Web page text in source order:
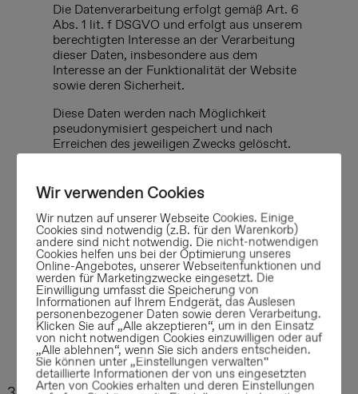
Die Datenverarbeitung erfolgt gemäß Art. 6
Abs. 1 lit. f DSGVO und erfolgt aus unserem
berechtigten Interesse an der Verarbeitung
dieser Daten, insbesondere aus dem
Interesse an der Funktionalität der Website
sowie deren Sicherheit.
Diese Daten werden nach Möglichkeit
pseudonymisiert gespeichert und nach
Erreichen des jeweiligen Zwecks gelöscht.
Identifizierung der betroffenen Person
ermöglicht, werden die Daten maximal für
einen Zeitraum von 14 Tagen gespeichert.
Eine Ausnahme besteht dann, wenn ein
sicherheitsrelevantes Ereignis auftritt. In
diesem Fall werden die Server-Log-Dateien
bis zur Beseitigung und abschließenden
Aufklärung des sicherheitsrelevanten
Ereignisses gespeichert.
Im Übrigen findet eine Zusammenführung
mit anderen Daten findet nicht statt.
Wir verwenden Cookies
Wir nutzen auf unserer Webseite Cookies. Einige
Cookies sind notwendig (z.B. für den Warenkorb)
andere sind nicht notwendig. Die nicht-notwendigen
Cookies helfen uns bei der Optimierung unseres
Online-Angebotes, unserer Webseitenfunktionen und
werden für Marketingzwecke eingesetzt. Die
Einwilligung umfasst die Speicherung von
Informationen auf Ihrem Endgerät, das Auslesen
personenbezogener Daten sowie deren Verarbeitung.
Klicken Sie auf „Alle akzeptieren“, um in den Einsatz
von nicht notwendigen Cookies einzuwilligen oder auf
„Alle ablehnen“, wenn Sie sich anders entscheiden.
Sie können unter „Einstellungen verwalten“
detaillierte Informationen der von uns eingesetzten
Arten von Cookies erhalten und deren Einstellungen